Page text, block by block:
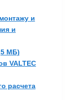
и
и
МБ)
VALTEC
расчета